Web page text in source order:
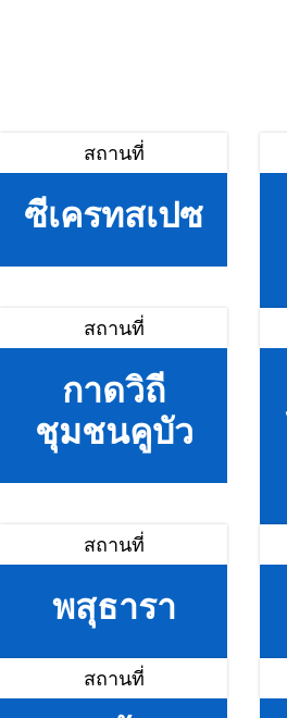
สถานที่
ซีเครทสเปซ
สถานที่
กาดวิถี
ชุมชนคูบัว
สถานที่
พสุธารา
สถานที่